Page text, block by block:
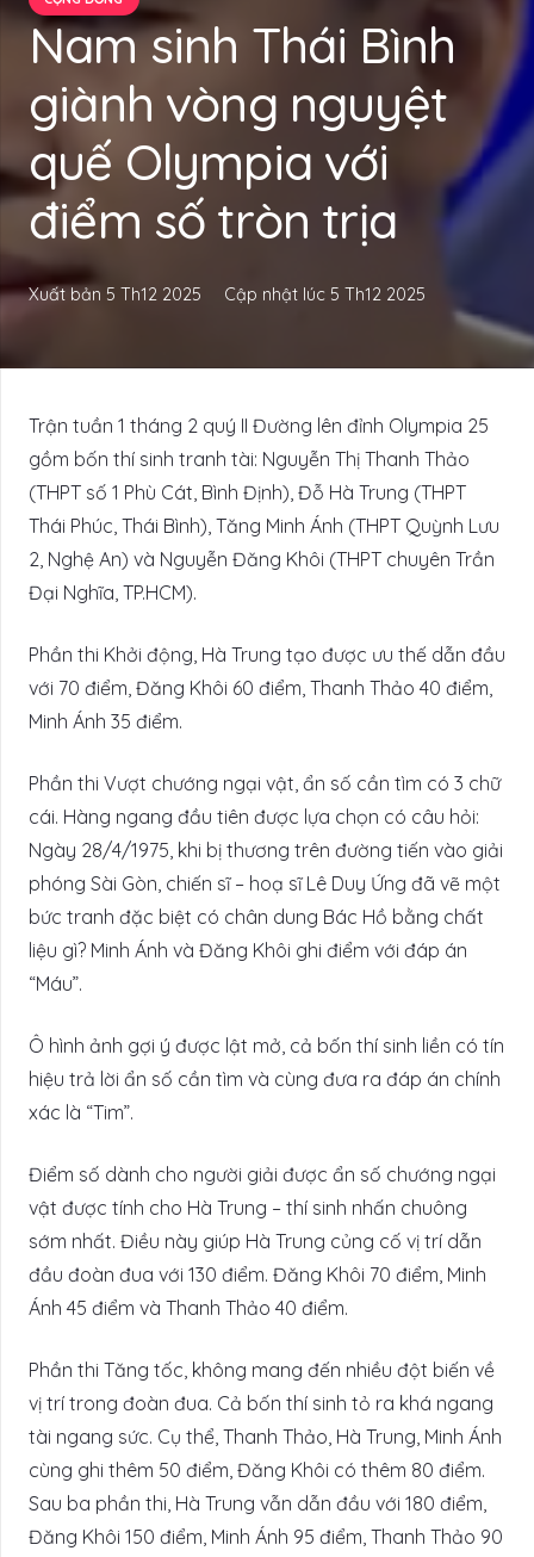
Nam sinh Thái Bình
giành vòng nguyệt
quế Olympia với
điểm số tròn trịa
Xuất bản 5 Th12 2025 Cập nhật lúc 5 Th12 2025
Trận tuần 1 tháng 2 quý II Đường lên đỉnh Olympia 25
gồm bốn thí sinh tranh tài: Nguyễn Thị Thanh Thảo
(THPT số 1 Phù Cát, Bình Định), Đỗ Hà Trung (THPT
Thái Phúc, Thái Bình), Tăng Minh Ánh (THPT Quỳnh Lưu
2, Nghệ An) và Nguyễn Đăng Khôi (THPT chuyên Trần
Đại Nghĩa, TP.HCM).
Phần thi Khởi động, Hà Trung tạo được ưu thế dẫn đầu
với 70 điểm, Đăng Khôi 60 điểm, Thanh Thảo 40 điểm,
Minh Ánh 35 điểm.
Phần thi Vượt chướng ngại vật, ẩn số cần tìm có 3 chữ
cái. Hàng ngang đầu tiên được lựa chọn có câu hỏi:
Ngày 28/4/1975, khi bị thương trên đường tiến vào giải
phóng Sài Gòn, chiến sĩ – hoạ sĩ Lê Duy Ứng đã vẽ một
bức tranh đặc biệt có chân dung Bác Hồ bằng chất
liệu gì? Minh Ánh và Đăng Khôi ghi điểm với đáp án
“Máu”.
Ô hình ảnh gợi ý được lật mở, cả bốn thí sinh liền có tín
hiệu trả lời ẩn số cần tìm và cùng đưa ra đáp án chính
xác là “Tim”.
Điểm số dành cho người giải được ẩn số chướng ngại
vật được tính cho Hà Trung – thí sinh nhấn chuông
sớm nhất. Điều này giúp Hà Trung củng cố vị trí dẫn
đầu đoàn đua với 130 điểm. Đăng Khôi 70 điểm, Minh
Ánh 45 điểm và Thanh Thảo 40 điểm.
Phần thi Tăng tốc, không mang đến nhiều đột biến về
vị trí trong đoàn đua. Cả bốn thí sinh tỏ ra khá ngang
tài ngang sức. Cụ thể, Thanh Thảo, Hà Trung, Minh Ánh
cùng ghi thêm 50 điểm, Đăng Khôi có thêm 80 điểm.
Sau ba phần thi, Hà Trung vẫn dẫn đầu với 180 điểm,
Đăng Khôi 150 điểm, Minh Ánh 95 điểm, Thanh Thảo 90